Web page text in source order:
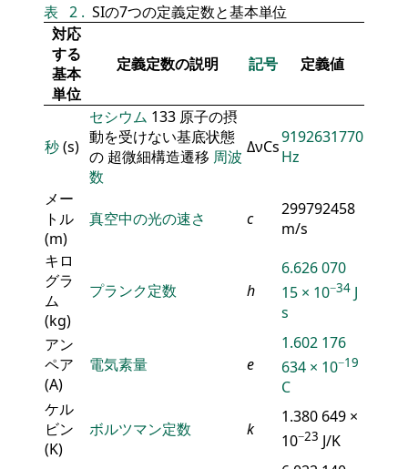
表 2 . SIの7つの定義定数と基本単位
対応
する
基本
単位
定義定数の説明 記号 定義値
秒(s)
セシウム 133 原子の摂
動を受けない基底状態
の 超微細構造遷移 周波
数
ΔνCs9192631770
Hz
メー
トル
(m)
真空中の光の速さ c
299792458
m/s
キロ
グラ
ム
(kg)
プランク定数 h
6.626 070
15 × 10−34 J
s
アン
ペア
(A)
電気素量 e
1.602 176
634 × 10−19
C
ケル
ビン
(K)
ボルツマン定数 k
1.380 649 ×
10−23 J/K